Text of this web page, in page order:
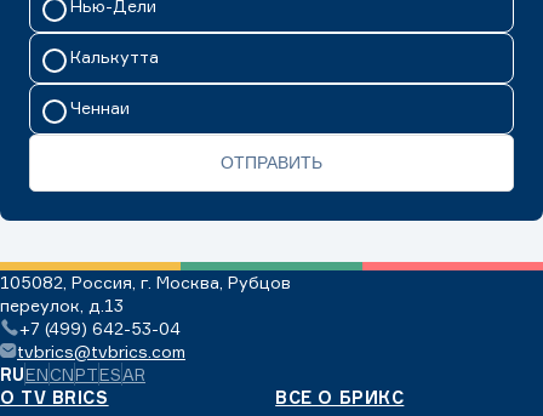
Нью-Дели
Калькутта
Ченнаи
ОТПРАВИТЬ
105082, Россия, г. Москва, Рубцов
переулок, д.13
+7 (499) 642-53-04
tvbrics@tvbrics.com
RUENCNPTESAR
О TV BRICS
ВСЕ О БРИКС